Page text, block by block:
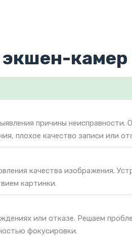
камер
причины
плохое качество записи или
качества изображения.
картинки.
или отказе. Решаем
фокусировки.